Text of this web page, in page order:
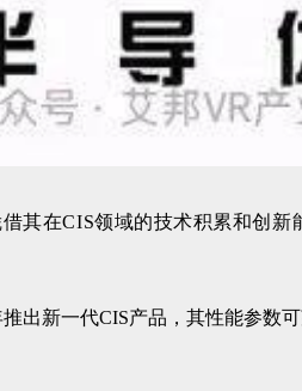
其在CIS领域的技术积累和创新
出新一代CIS产品，其性能参数